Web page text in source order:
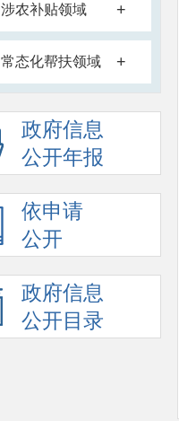
涉农补贴领域 +
常态化帮扶领域 +
政府信息
公开年报
依申请
公开
政府信息
公开目录